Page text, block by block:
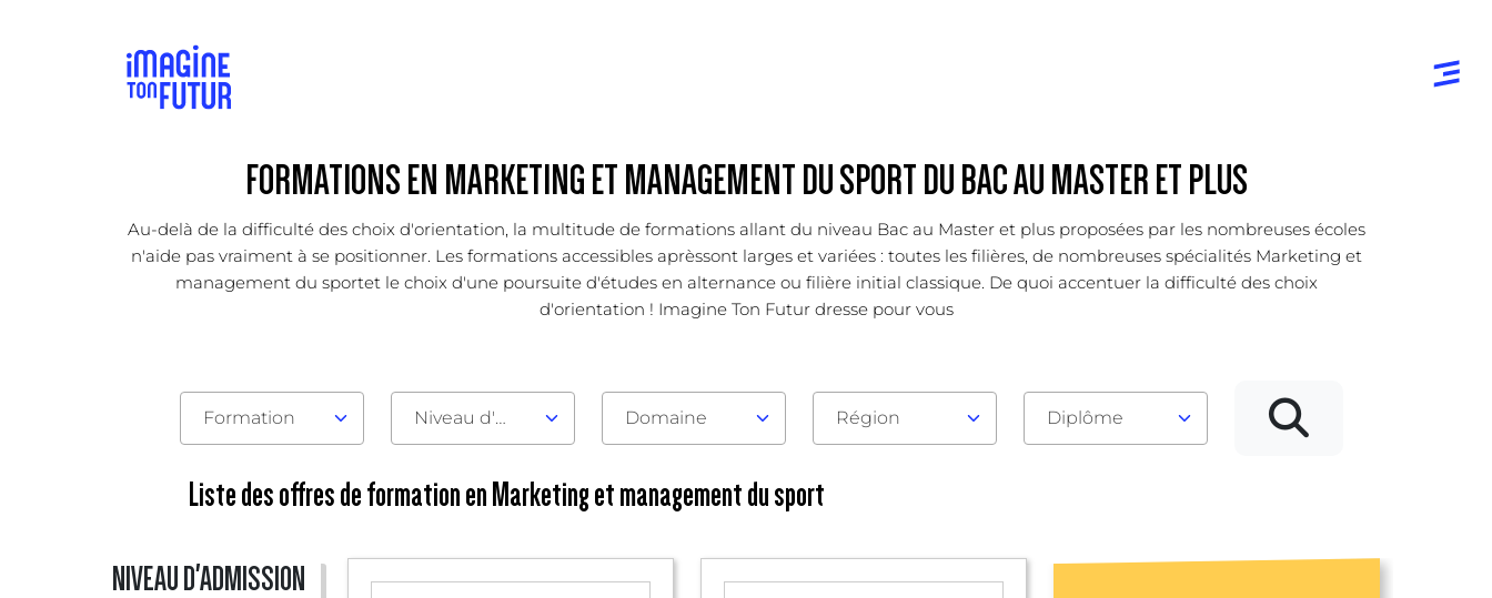
FORMATIONS EN MARKETING ET MANAGEMENT DU SPORT DU BAC AU MASTER ET PLUS
Au-delà de la difficulté des choix d'orientation, la multitude de formations allant du niveau Bac au Master et plus proposées par les nombreuses écoles
n'aide pas vraiment à se positionner. Les formations accessibles aprèssont larges et variées : toutes les filières, de nombreuses spécialités Marketing et
management du sportet le choix d'une poursuite d'études en alternance ou filière initial classique. De quoi accentuer la difficulté des choix
d'orientation ! Imagine Ton Futur dresse pour vous
Formation Niveau d'admission Domaine Région Diplôme
Liste des offres de formation en Marketing et management du sport
NIVEAU D'ADMISSION